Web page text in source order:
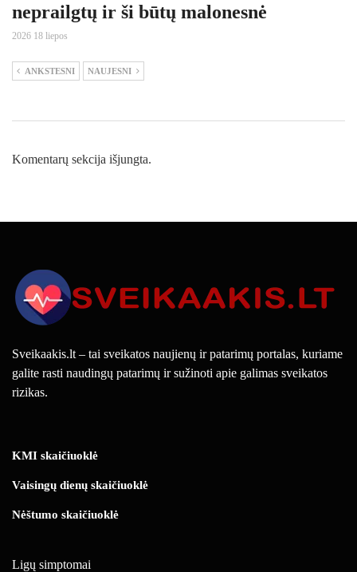
neprailgtų ir ši būtų malonesnė
2026 18 liepos
ANKSTESNI NAUJESNI
Komentarų sekcija išjungta.
Sveikaakis.lt – tai sveikatos naujienų ir patarimų portalas, kuriame
galite rasti naudingų patarimų ir sužinoti apie galimas sveikatos
rizikas.
KMI skaičiuoklė
Vaisingų dienų skaičiuoklė
Nėštumo skaičiuoklė
Ligų simptomai